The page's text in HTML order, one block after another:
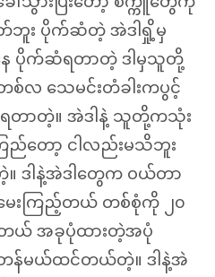
ဘူး ပိုက်ဆံတဲ့ အဲဒါရှို့မှ
ပိုက်ဆံရတာတဲ့ ဒါမှသူတို့
လ သေမင်းတံခါးကပွင့်
ာတဲ့။ အဲဒါနဲ့ သူတို့ကသုံး
ြည်တော့ ငါလည်းမသိဘူး
ဒါနဲ့အဲဒါတွေက ဝယ်တာ
းကြည့်​တယ် တစ်စုံကို ၂၀
ယ် အခုပုံထားတဲ့အပုံ
န်မယ်ထင်တယ်တဲ့။ ဒါနဲ့အဲ